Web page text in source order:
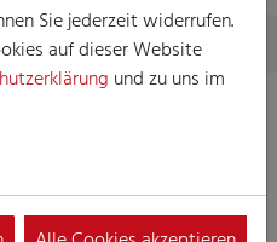
Sie jederzeit widerrufen.
auf dieser Website
und zu uns im